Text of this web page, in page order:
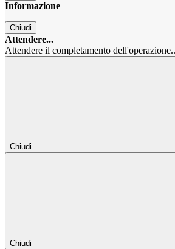
Informazione
Chiudi
Attendere...
Attendere il completamento
Chiudi
Chiudi